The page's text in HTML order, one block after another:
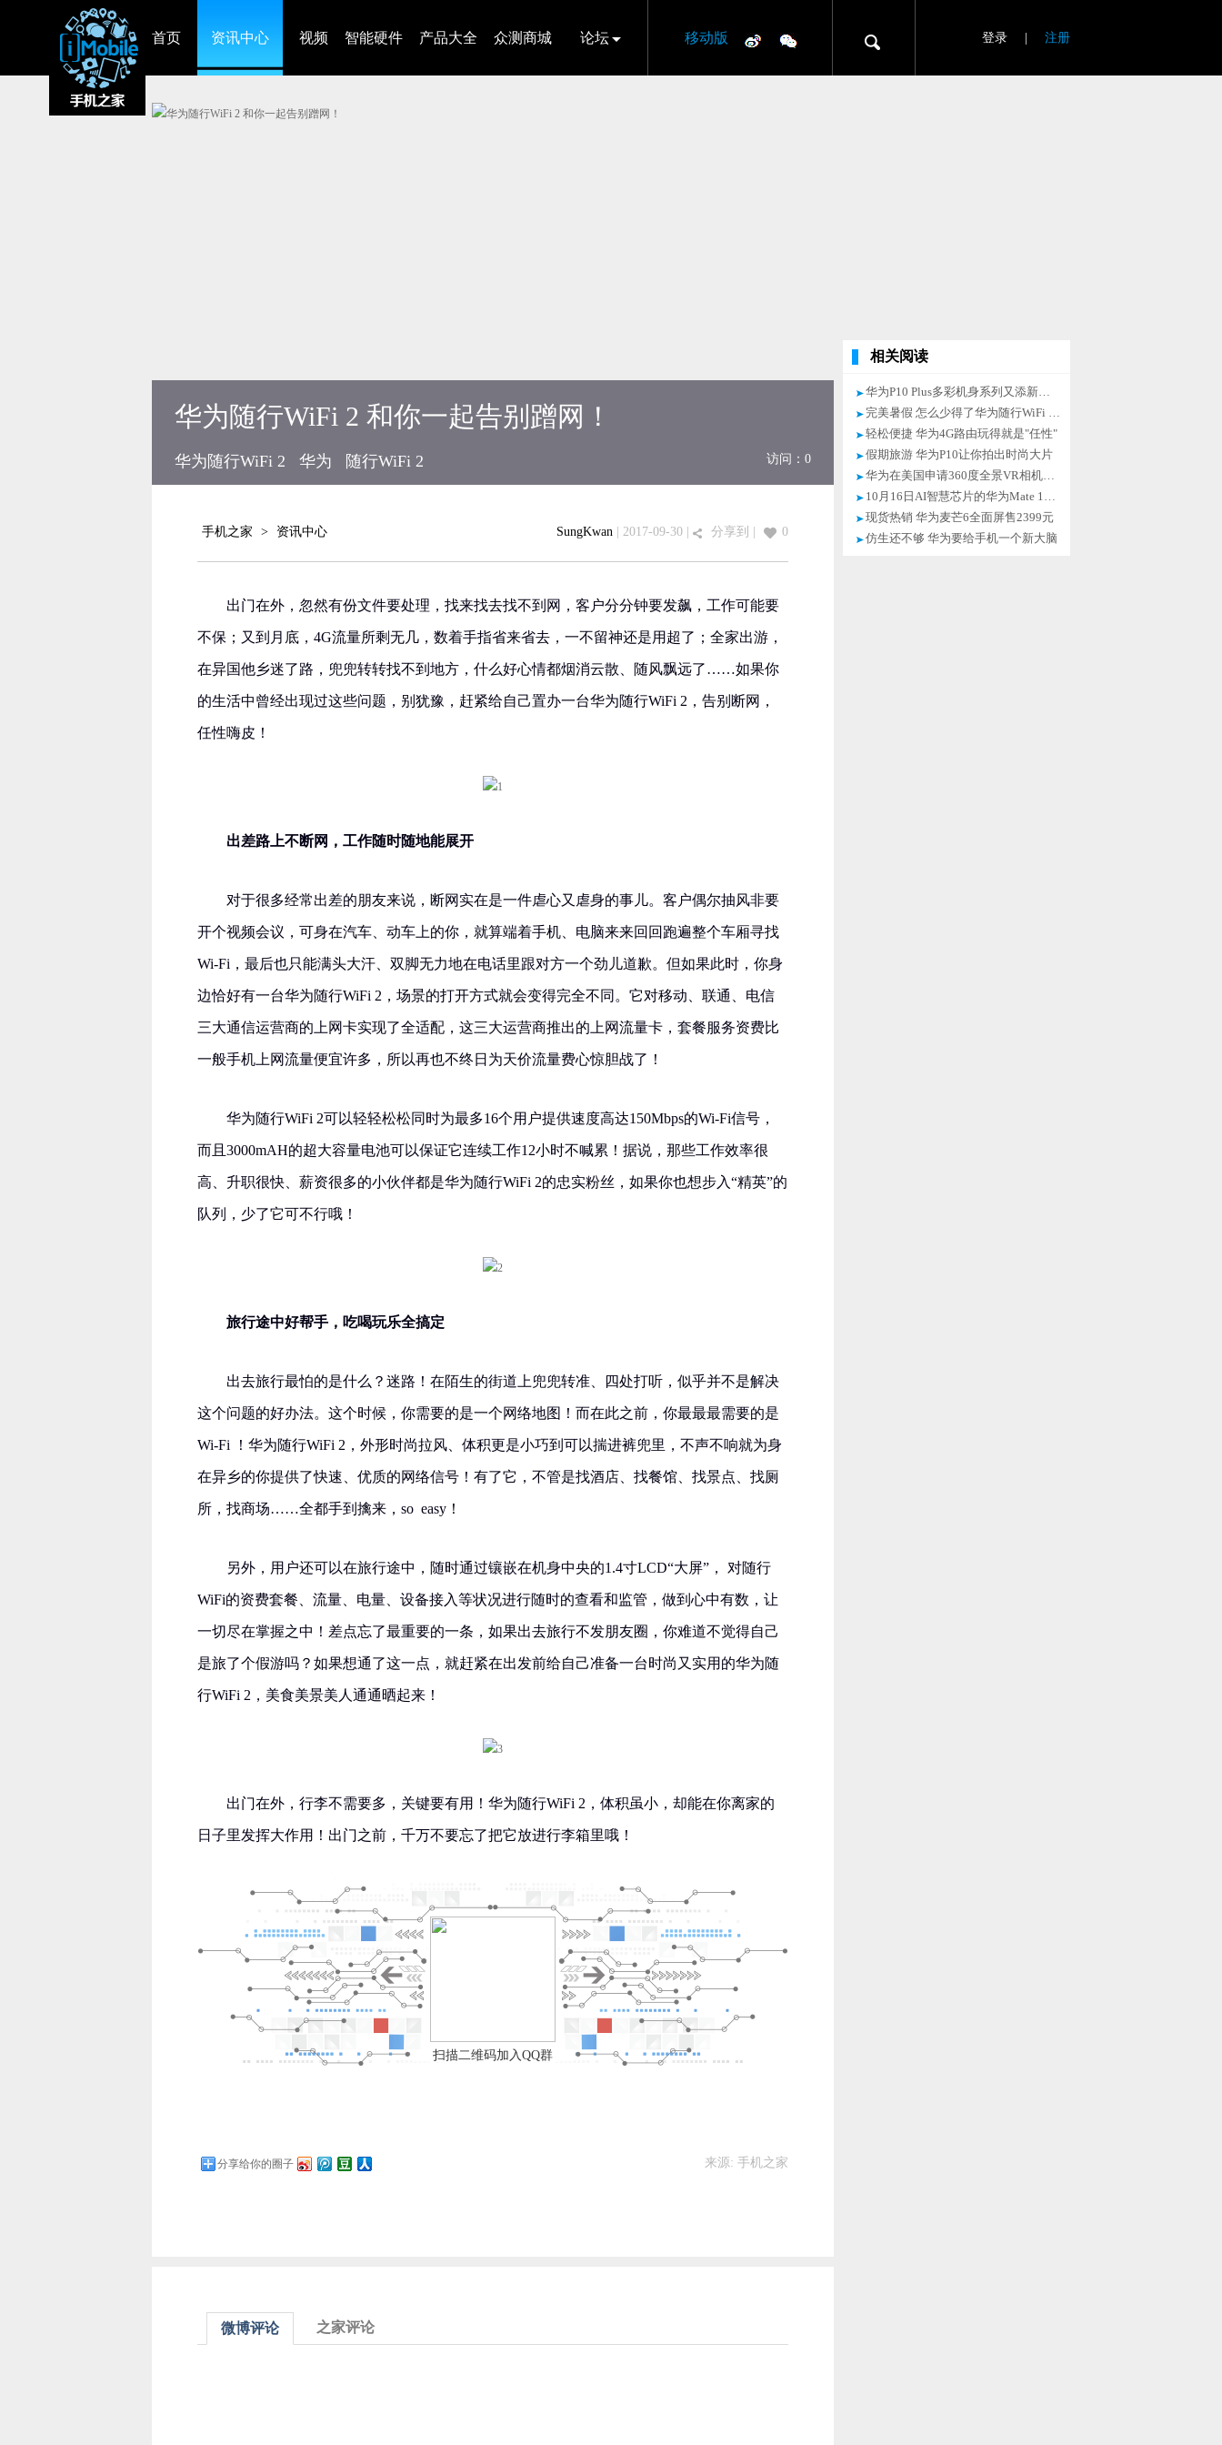
首页 资讯中心 视频 智能硬件 产品大全 众测商城 论坛 移动版 登录 注册
华为随行WiFi 2 和你一起告别蹭网！
华为随行WiFi 2 华为 随行WiFi 2 访问： 0
手机之家 > 资讯中心 SungKwan | 2017-09-30 | 分享到 0
出门在外，忽然有份文件要处理，找来找去找不到网，客户分分钟要发飙，工作可能要
不保；又到月底，4G流量所剩无几，数着手指省来省去，一不留神还是用超了；全家出游，
在异国他乡迷了路，兜兜转转找不到地方，什么好心情都烟消云散、随风飘远了……如果你
的生活中曾经出现过这些问题，别犹豫，赶紧给自己置办一台华为随行WiFi 2，告别断网，
任性嗨皮！
出差路上不断网，工作随时随地能展开
对于很多经常出差的朋友来说，断网实在是一件虐心又虐身的事儿。客户偶尔抽风非要
开个视频会议，可身在汽车、动车上的你，就算端着手机、电脑来来回回跑遍整个车厢寻找
Wi-Fi，最后也只能满头大汗、双脚无力地在电话里跟对方一个劲儿道歉。但如果此时，你身
边恰好有一台华为随行WiFi 2，场景的打开方式就会变得完全不同。它对移动、联通、电信
三大通信运营商的上网卡实现了全适配，这三大运营商推出的上网流量卡，套餐服务资费比
一般手机上网流量便宜许多，所以再也不终日为天价流量费心惊胆战了！
华为随行WiFi 2可以轻轻松松同时为最多16个用户提供速度高达150Mbps的Wi-Fi信号，
而且3000mAH的超大容量电池可以保证它连续工作12小时不喊累！据说，那些工作效率很
高、升职很快、薪资很多的小伙伴都是华为随行WiFi 2的忠实粉丝，如果你也想步入“精英”的
队列，少了它可不行哦！
旅行途中好帮手，吃喝玩乐全搞定
出去旅行最怕的是什么？迷路！在陌生的街道上兜兜转准、四处打听，似乎并不是解决
这个问题的好办法。这个时候，你需要的是一个网络地图！而在此之前，你最最最需要的是
Wi-Fi ！华为随行WiFi 2，外形时尚拉风、体积更是小巧到可以揣进裤兜里，不声不响就为身
在异乡的你提供了快速、优质的网络信号！有了它，不管是找酒店、找餐馆、找景点、找厕
所，找商场……全都手到擒来，so easy！
另外，用户还可以在旅行途中，随时通过镶嵌在机身中央的1.4寸LCD“大屏”， 对随行
WiFi的资费套餐、流量、电量、设备接入等状况进行随时的查看和监管，做到心中有数，让
一切尽在掌握之中！差点忘了最重要的一条，如果出去旅行不发朋友圈，你难道不觉得自己
是旅了个假游吗？如果想通了这一点，就赶紧在出发前给自己准备一台时尚又实用的华为随
行WiFi 2，美食美景美人通通晒起来！
出门在外，行李不需要多，关键要有用！华为随行WiFi 2，体积虽小，却能在你离家的
日子里发挥大作用！出门之前，千万不要忘了把它放进行李箱里哦！
扫描二维码加入QQ群
分享给你的圈子 来源: 手机之家
微博评论 之家评论
相关阅读
华为P10 Plus多彩机身系列又添新成员
完美暑假 怎么少得了华为随行WiFi 2？
轻松便捷 华为4G路由玩得就是"任性"
假期旅游 华为P10让你拍出时尚大片
华为在美国申请360度全景VR相机专利
10月16日AI智慧芯片的华为Mate 10将来
现货热销 华为麦芒6全面屏售2399元
仿生还不够 华为要给手机一个新大脑